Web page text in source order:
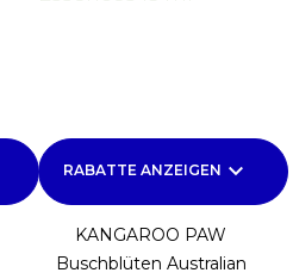
RABATTE ANZEIGEN keyboard_arrow_down
KANGAROO PAW
Buschblüten Australian